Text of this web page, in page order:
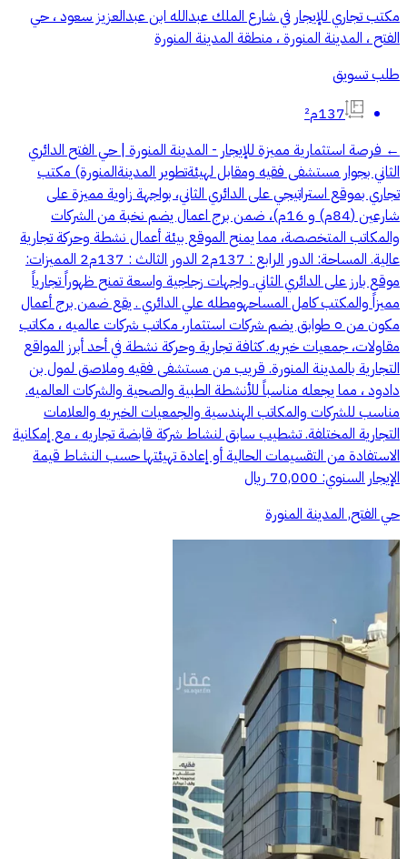
مكتب تجاري للإيجار في شارع الملك عبدالله ابن عبدالعزيز سعود ، حي
الفتح ، المدينة المنورة ، منطقة المدينة المنورة
طلب تسويق
137م²
← فرصة استثمارية مميزة للإيجار - المدينة المنورة | حي الفتح الدائري
الثاني بجوار مستشفى فقيه ومقابل لهيئةتطوير المدينةالمنورة) مكتب
تجاري بموقع استراتيجي على الدائري الثاني، بواجهة زاوية مميزة على
شارعين (84م) و 16م)، ضمن برج اعمال يضم نخبة من الشركات
والمكاتب المتخصصة، مما يمنح الموقع بيئة أعمال نشطة وحركة تجارية
عالية. المساحة: الدور الرابع : 137م2 الدور الثالث : 137م2 المميزات:
موقع بارز على الدائري الثاني. واجهات زجاجية واسعة تمنح ظهوراً تجارياً
مميزاً والمكتب كامل المساحهومطله علي الدائري . يقع ضمن برج أعمال
مكون من ٥ طوابق يضم شركات استثمار، مكاتب شركات عالميه ، مكاتب
مقاولات، جمعيات خيريه. كثافة تجارية وحركة نشطة في أحد أبرز المواقع
التجارية بالمدينة المنورة. قريب من مستشفى فقيه وملاصق لمول بن
دادود ، مما يجعله مناسباً للأنشطة الطبية والصحية والشركات العالميه.
مناسب للشركات والمكاتب الهندسية والجمعيات الخيريه والعلامات
التجارية المختلفة. تشطيب سابق لنشاط شركة قابضة تجاريه ، مع إمكانية
الاستفادة من التقسيمات الحالية أو إعادة تهيئتها حسب النشاط قيمة
الإيجار السنوي: 70,000 ريال
حي الفتح, المدينة المنورة